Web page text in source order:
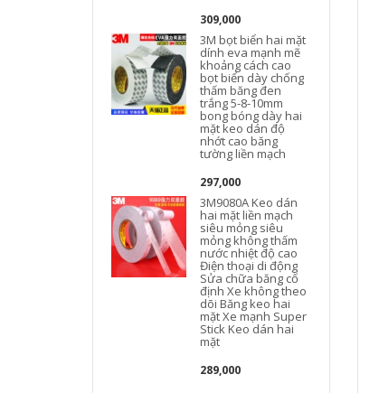
309,000
3M bọt biển hai mặt
dính eva mạnh mẽ
khoảng cách cao
bọt biển dày chống
thấm băng đen
trắng 5-8-10mm
bong bóng dày hai
mặt keo dán độ
nhớt cao băng
tường liền mạch
297,000
3M9080A Keo dán
hai mặt liền mạch
siêu mỏng siêu
mỏng không thấm
nước nhiệt độ cao
Điện thoại di động
Sửa chữa băng cố
định Xe không theo
dõi Băng keo hai
mặt Xe mạnh Super
Stick Keo dán hai
mặt
289,000